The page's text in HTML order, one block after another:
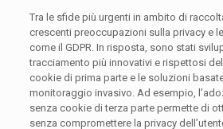
Tra le sfide più urgenti in ambito di
crescenti preoccupazioni sulla privacy e
come il GDPR. In risposta, sono stati
tracciamento più innovativi e rispettosi
cookie di prima parte e le soluzioni
monitoraggio invasivo. Ad esempio,
senza cookie di terza parte permette di
senza compromettere la privacy